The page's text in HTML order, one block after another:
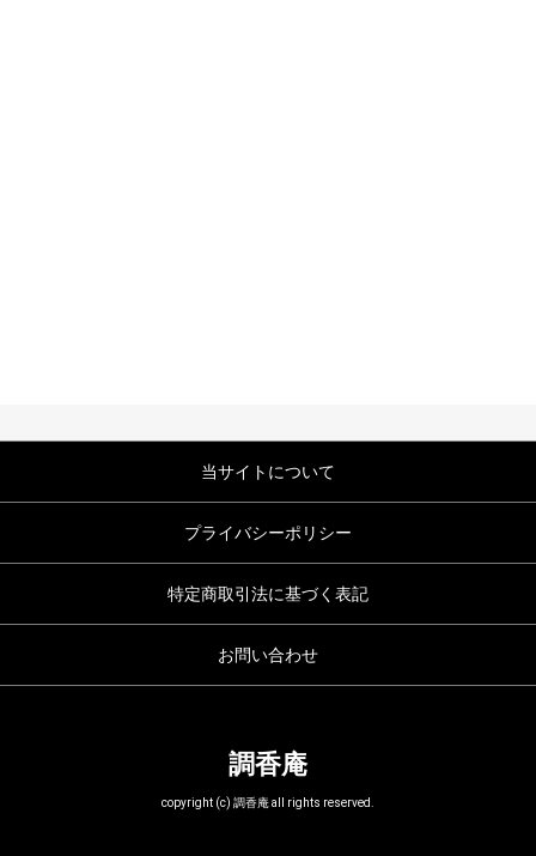
当サイトについて
プライバシーポリシー
特定商取引法に基づく表記
お問い合わせ
調香庵
copyright (c) 調香庵 all rights reserved.